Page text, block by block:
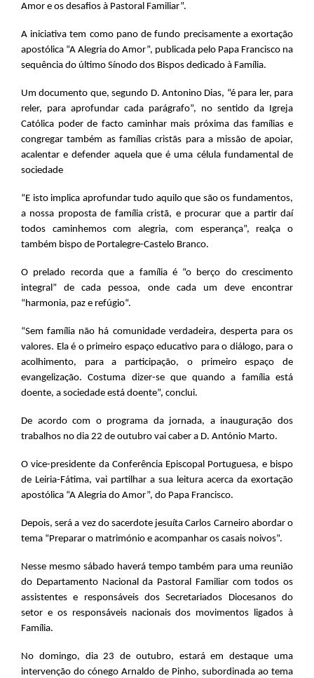
Amor e os desafios à Pastoral Familiar”.
A iniciativa tem como pano de fundo precisamente a exortação
apostólica “A Alegria do Amor”, publicada pelo Papa Francisco na
sequência do último Sínodo dos Bispos dedicado à Família.
Um documento que, segundo D. Antonino Dias, “é para ler, para
reler, para aprofundar cada parágrafo”, no sentido da Igreja
Católica poder de facto caminhar mais próxima das famílias e
congregar também as famílias cristãs para a missão de apoiar,
acalentar e defender aquela que é uma célula fundamental de
sociedade
“E isto implica aprofundar tudo aquilo que são os fundamentos,
a nossa proposta de família cristã, e procurar que a partir daí
todos caminhemos com alegria, com esperança”, realça o
também bispo de Portalegre-Castelo Branco.
O prelado recorda que a família é “o berço do crescimento
integral” de cada pessoa, onde cada um deve encontrar
“harmonia, paz e refúgio“.
“Sem família não há comunidade verdadeira, desperta para os
valores. Ela é o primeiro espaço educativo para o diálogo, para o
acolhimento, para a participação, o primeiro espaço de
evangelização. Costuma dizer-se que quando a família está
doente, a sociedade está doente”, conclui.
De acordo com o programa da jornada, a inauguração dos
trabalhos no dia 22 de outubro vai caber a D. António Marto.
O vice-presidente da Conferência Episcopal Portuguesa, e bispo
de Leiria-Fátima, vai partilhar a sua leitura acerca da exortação
apostólica “A Alegria do Amor”, do Papa Francisco.
Depois, será a vez do sacerdote jesuíta Carlos Carneiro abordar o
tema “Preparar o matrimónio e acompanhar os casais noivos”.
Nesse mesmo sábado haverá tempo também para uma reunião
do Departamento Nacional da Pastoral Familiar com todos os
assistentes e responsáveis dos Secretariados Diocesanos do
setor e os responsáveis nacionais dos movimentos ligados à
Família.
No domingo, dia 23 de outubro, estará em destaque uma
intervenção do cónego Arnaldo de Pinho, subordinada ao tema